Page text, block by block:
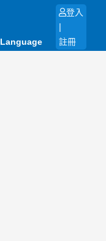
Language
登入
|
註冊